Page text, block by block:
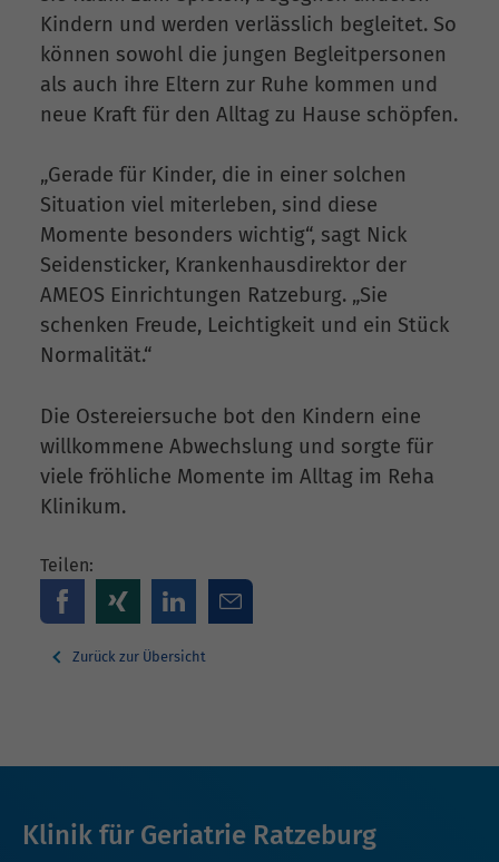
Kindern und werden verlässlich begleitet. So
können sowohl die jungen Begleitpersonen
als auch ihre Eltern zur Ruhe kommen und
neue Kraft für den Alltag zu Hause schöpfen.
„Gerade für Kinder, die in einer solchen
Situation viel miterleben, sind diese
Momente besonders wichtig“, sagt Nick
Seidensticker, Krankenhausdirektor der
AMEOS Einrichtungen Ratzeburg. „Sie
schenken Freude, Leichtigkeit und ein Stück
Normalität.“
Die Ostereiersuche bot den Kindern eine
willkommene Abwechslung und sorgte für
viele fröhliche Momente im Alltag im Reha
Klinikum.
Teilen:
Zurück zur Übersicht
Klinik für Geriatrie Ratzeburg